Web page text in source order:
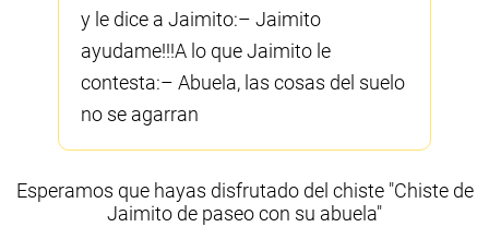
y le dice a Jaimito:– Jaimito
ayudame!!!A lo que Jaimito le
contesta:– Abuela, las cosas del suelo
no se agarran
Esperamos que hayas disfrutado del chiste "Chiste de
Jaimito de paseo con su abuela"